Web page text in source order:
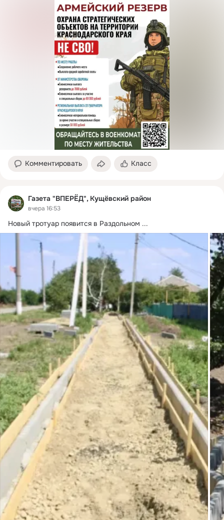
Комментировать Класс
Газета "ВПЕРЁД", Кущёвский район
вчера 16:53
Новый тротуар появится в Раздольном ...